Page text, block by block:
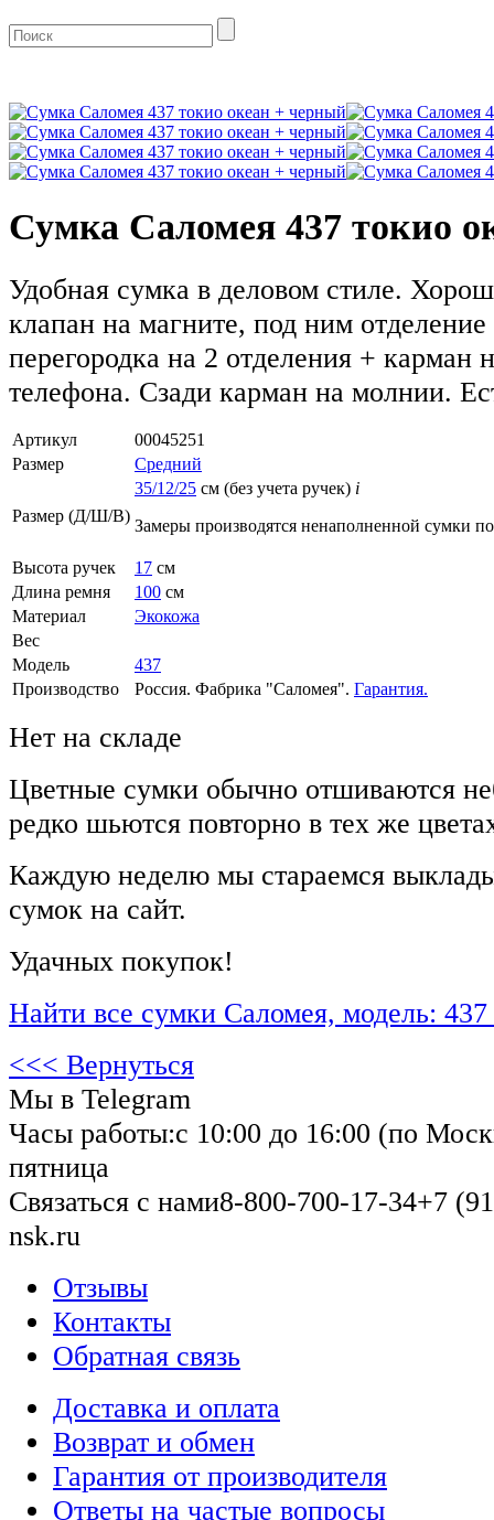
Сумка Саломея 437 токио
Удобная сумка в деловом стиле.
клапан на магните, под ним
перегородка на 2 отделения + карман
телефона. Сзади карман на молнии.
Артикул
00045251
Размер
Средний
Размер (Д/Ш/В)
35/12/25 см (без учета ручек) i
Замеры производятся ненаполненной сумки
Высота ручек 17 см
Длина ремня
100 см
Материал
Экокожа
Вес
Модель
437
Производство
Россия. Фабрика "Саломея". Гарантия.
Нет на складе
Цветные сумки обычно отшиваются
редко шьются повторно в тех же
Каждую неделю мы стараемся
сумок на сайт.
Удачных покупок!
Найти все сумки Саломея, модель:
<<< Вернуться
Мы в Telegram
Часы работы:с 10:00 до 16:00 (по
пятница
Связаться с нами8-800-700-17-34+7
nsk.ru
Отзывы
Контакты
Обратная связь
Доставка и оплата
Возврат и обмен
Гарантия от производителя
Ответы на частые вопросы